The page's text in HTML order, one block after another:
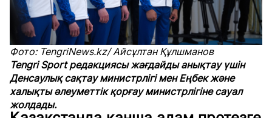
Фото: TengriNews.kz/ Айсұлтан Құлшманов
Tengri Sport редакциясы жағдайды анықтау үшін
Денсаулық сақтау министрлігі мен Еңбек және
халықты әлеуметтік қорғау министрлігіне сауал
жолдады.